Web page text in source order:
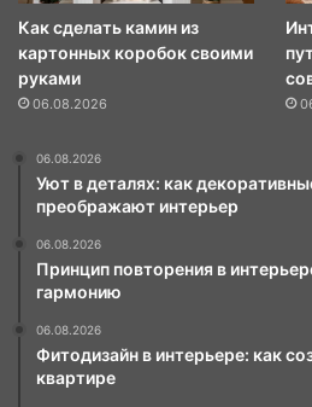
Как сделать камин из
картонных коробок своими
руками
06.08.2026
06.08.2026
Уют в деталях: как
преображают интерьер
06.08.2026
Принцип повторения в
гармонию
06.08.2026
Фитодизайн в интерьере: как
квартире